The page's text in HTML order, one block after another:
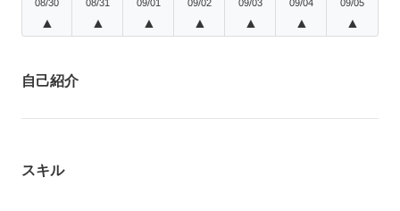
08/30
▲
08/31
▲
09/01
▲
09/02
▲
09/03
▲
09/04
▲
09/05
▲
自己紹介
スキル